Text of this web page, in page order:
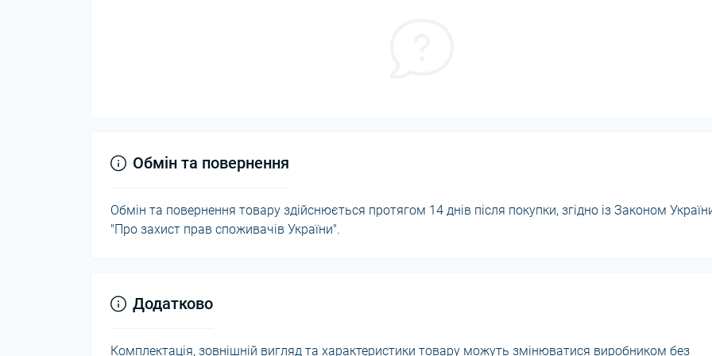
Обмін та повернення
Обмін та повернення товару здійснюється протягом 14 днів після покупки, згідно із Законом
"Про захист прав споживачів України".
Додатково
Комплектація, зовнішній вигляд та характеристики товару можуть змінюватися виробником без